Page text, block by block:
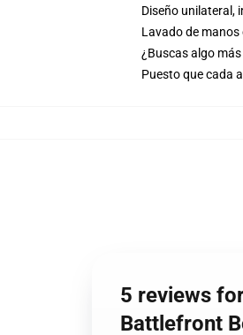
Diseño unilateral,
Lavado de manos
¿Buscas algo
Puesto que cada
5 reviews
Battlefront